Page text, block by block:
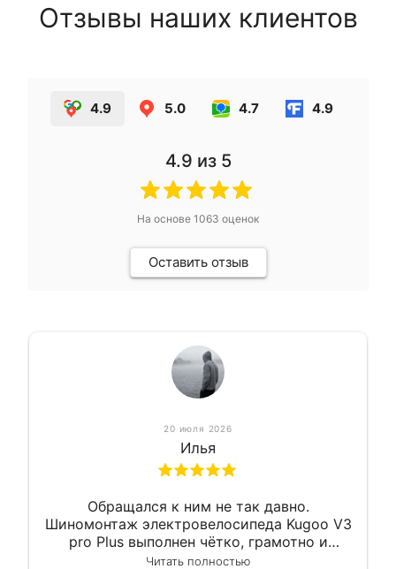
Отзывы наших клиентов
4.9 5.0 4.7 4.9
4.9 из 5
На основе 1063 оценок
Оставить отзыв
20 июля 2026
Илья
Обращался к ним не так давно.
Шиномонтаж электровелосипеда Kugoo V3
pro Plus выполнен чётко, грамотно и
квалифицированно. Всё сделано
Читать полностью